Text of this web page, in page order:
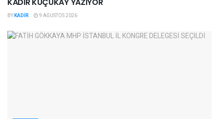
BYKADIR 9 AĞUSTOS 2026